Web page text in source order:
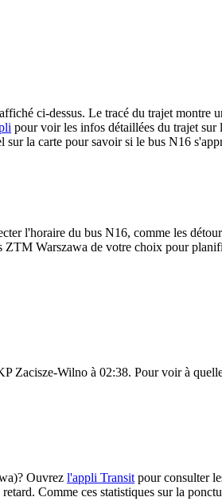
ci-dessus. Le tracé du trajet montre
pour voir les infos détaillées du trajet sur
sur la carte pour savoir si le bus N16
l'horaire du bus N16, comme les
Warszawa de votre choix pour
Wilno à 02:38. Pour voir à
Ouvrez l'appli Transit pour consulter
Comme ces statistiques sur la